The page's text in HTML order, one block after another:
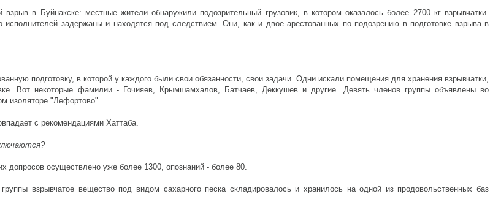
в Буйнакске: местные жители обнаружили подозрительный грузовик, в котором оказалось более 2700 кг взрывчатки.
задержаны и находятся под следствием. Они, как и двое арестованных по подозрению в подготовке взрыва в
подготовку, в которой у каждого были свои обязанности, свои задачи. Одни искали помещения для хранения взрывчатки,
Вот некоторые фамилии - Гочияев, Крымшамхалов, Батчаев, Деккушев и другие. Девять членов группы объявлены во
изоляторе "Лефортово".
с рекомендациями Хаттаба.
допросов осуществлено уже более 1300, опознаний - более 80.
взрывчатое вещество под видом сахарного песка складировалось и хранилось на одной из продовольственных баз